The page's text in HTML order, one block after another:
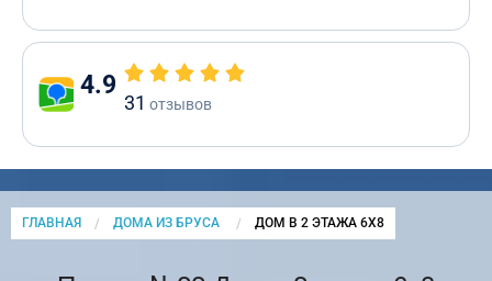
4.9
31 отзывов
ГЛАВНАЯ ДОМА ИЗ БРУСА CURRENT:
ДОМ В 2 ЭТАЖА 6Х8